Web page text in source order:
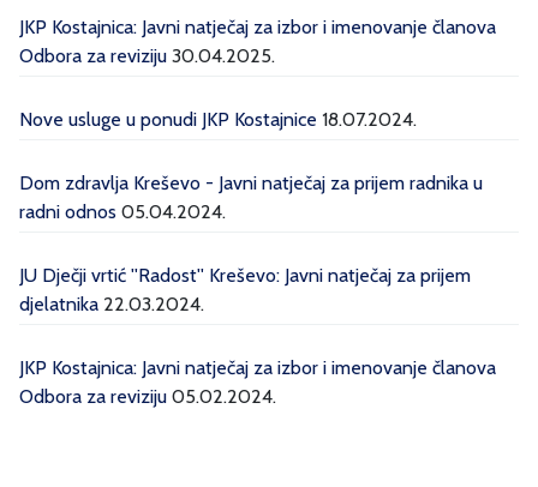
JKP Kostajnica: Javni natječaj za izbor i imenovanje članova
Odbora za reviziju 30.04.2025.
Nove usluge u ponudi JKP Kostajnice 18.07.2024.
Dom zdravlja Kreševo - Javni natječaj za prijem radnika u
radni odnos 05.04.2024.
JU Dječji vrtić ''Radost'' Kreševo: Javni natječaj za prijem
djelatnika 22.03.2024.
JKP Kostajnica: Javni natječaj za izbor i imenovanje članova
Odbora za reviziju 05.02.2024.